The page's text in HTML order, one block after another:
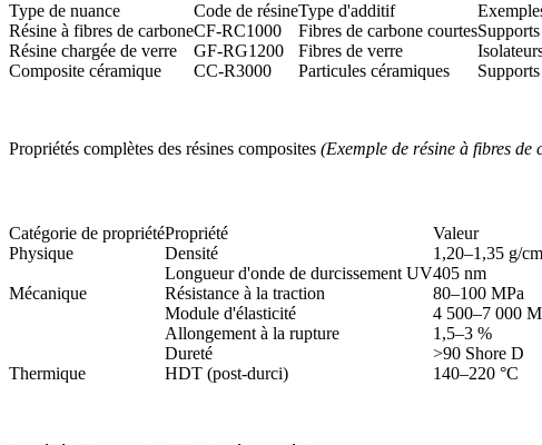
Type de nuance Code de résineType d'additif
Résine à fibres de carboneCF-RC1000 Fibres de carbone courtes
Résine chargée de verre
GF-RG1200 Fibres de verre
Composite céramique
CC-R3000 Particules céramiques
Propriétés complètes des résines composites (Exemple de résine à fibres de
Catégorie de propriétéPropriété
Valeur
Physique
Densité
1,20–1,35 g/
Longueur d'onde de durcissement UV405 nm
Mécanique
Résistance à la traction
80–100 MPa
Module d'élasticité
4 500–7 000
Allongement à la rupture
1,5–3 %
Dureté
>90 Shore D
Thermique
HDT (post-durci) 140–220 °C